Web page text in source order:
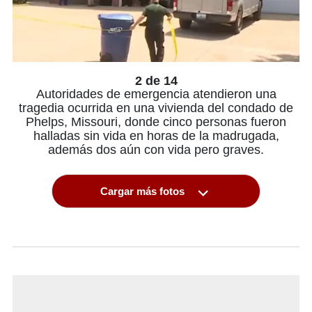
2 de 14
Autoridades de emergencia atendieron una
tragedia ocurrida en una vivienda del condado de
Phelps, Missouri, donde cinco personas fueron
halladas sin vida en horas de la madrugada,
además dos aún con vida pero graves.
Cargar más fotos